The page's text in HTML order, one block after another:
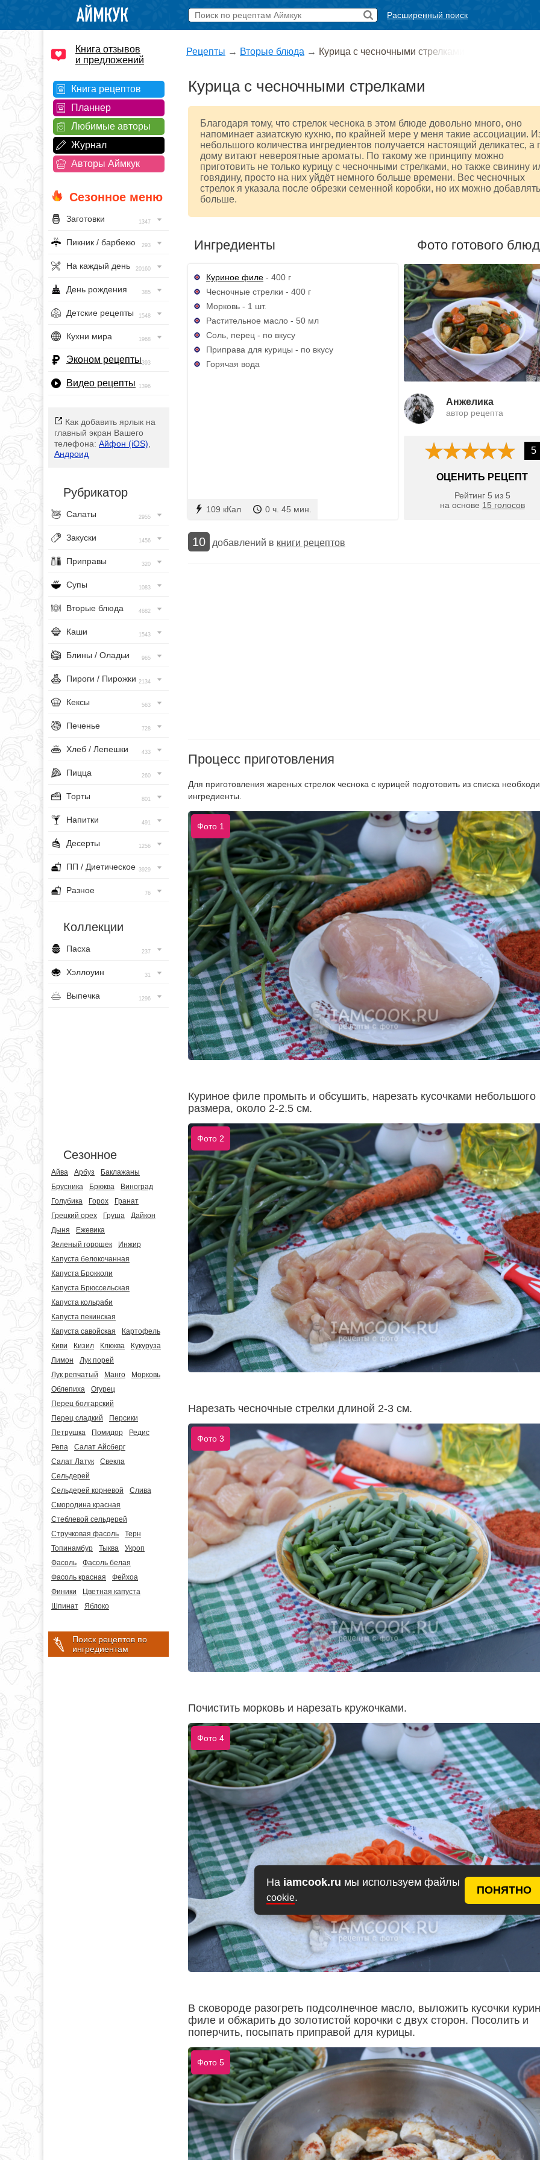
На iamcook.ru мы используем файлы
cookie.
ПОНЯТНО
Расширенный поиск
Книга отзывов
и предложений
Книга рецептов
Планнер
Любимые авторы
Журнал
Авторы Аймкук
Сезонное меню
Заготовки 1347
Пикник / барбекю 293
На каждый день 20160
День рождения 385
Детские рецепты 1548
Кухни мира 1968
Эконом рецепты393
Видео рецепты 1396
Как добавить ярлык на
главный экран Вашего
телефона: Айфон (iOS)
Андроид
Рубрикатор
Салаты 2955
Закуски 1456
Приправы 320
Супы 1083
Вторые блюда 4682
Каши 1543
Блины / Оладьи 965
Пироги / Пирожки 2134
Кексы 563
Печенье 728
Хлеб / Лепешки 433
Пицца 260
Торты 801
Напитки 491
Десерты 1256
ПП / Диетическое 3929
Разное 76
Коллекции
Пасха 237
Хэллоуин 31
Выпечка 1296
Сезонное
Айва Арбуз
Баклажаны
Брусника
Брюква
Виноград
Голубика
Горох
Гранат
Грецкий орех
Груша
Дайкон
Дыня
Ежевика
Зеленый горошек
Инжир
Капуста белокочанная
Капуста Брокколи
Капуста Брюссельская
Капуста кольраби
Капуста пекинская
Капуста савойская
Картофель
Киви
Кизил Клюква
Кукуруза
Лимон
Лук порей
Лук репчатый
Манго
Морковь
Облепиха
Огурец
Перец болгарский
Перец сладкий
Персики
Петрушка
Помидор
Редис
Репа
Салат Айсберг
Салат Латук
Свекла
Сельдерей
Сельдерей корневой
Слива
Смородина красная
Стеблевой сельдерей
Стручковая фасоль
Терн
Топинамбур
Тыква
Укроп
Фасоль
Фасоль белая
Фасоль красная
Фейхоа
Финики
Цветная капуста
Шпинат
Яблоко
Поиск рецептов по
ингредиентам
Рецепты → Вторые блюда → Курица с чесночными стрелками
Курица с чесночными стрелками
Благодаря тому, что стрелок чеснока в этом блюде довольно много, оно
напоминает азиатскую кухню, по крайней мере у меня такие ассоциации.
небольшого количества ингредиентов получается настоящий деликатес, а
дому витают невероятные ароматы. По такому же принципу можно
приготовить не только курицу с чесночными стрелками, но также свинину
говядину, просто на них уйдёт немного больше времени. Вес чесночных
стрелок я указала после обрезки семенной коробки, но их можно
больше.
Ингредиенты
Куриное филе - 400 г
Чесночные стрелки - 400 г
Морковь - 1 шт.
Растительное масло - 50 мл
Соль, перец - по вкусу
Приправа для курицы - по вкусу
Горячая вода
109 кКал 0 ч. 45 мин.
Фото готового
Анжелика
автор рецепта
5
ОЦЕНИТЬ РЕЦЕПТ
Рейтинг 5 из 5
на основе 15 голосов
10 добавлений в книги рецептов
Процесс приготовления
Для приготовления жареных стрелок чеснока с курицей подготовить из списка
ингредиенты.
Фото 1
Куриное филе промыть и обсушить, нарезать кусочками небольшого
размера, около 2-2.5 см.
Фото 2
Нарезать чесночные стрелки длиной 2-3 см.
Фото 3
Почистить морковь и нарезать кружочками.
Фото 4
В сковороде разогреть подсолнечное масло, выложить кусочки
филе и обжарить до золотистой корочки с двух сторон. Посолить и
поперчить, посыпать приправой для курицы.
Фото 5